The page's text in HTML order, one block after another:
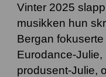
Vinter 2025
musikken hun
Bergan
Eurodance-Julie,
produsent-Julie,